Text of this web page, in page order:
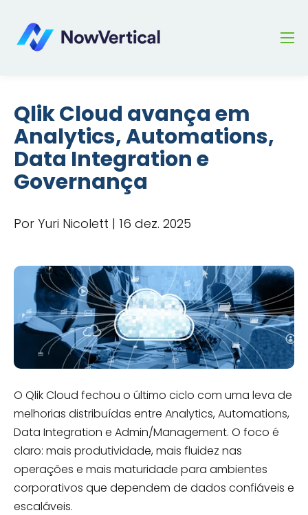
Qlik Cloud avança em
Analytics, Automations,
Data Integration e
Governança
Por Yuri Nicolett | 16 dez. 2025
O Qlik Cloud fechou o último ciclo com uma leva de
melhorias distribuídas entre Analytics, Automations,
Data Integration e Admin/Management. O foco é
claro: mais produtividade, mais fluidez nas
operações e mais maturidade para ambientes
corporativos que dependem de dados confiáveis e
escaláveis.